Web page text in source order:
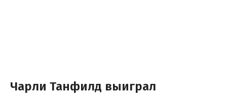
Чарли Танфилд выиграл